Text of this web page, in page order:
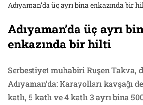
Adıyaman’da üç ayrı bina enkazında bir
Adıyaman’da üç ayrı
enkazında bir hilti
Serbestiyet muhabiri Ruşen Takva,
Adıyaman’da: Karayolları kavşağı
katlı, 5 katlı ve 4 katlı 3 ayrı bina